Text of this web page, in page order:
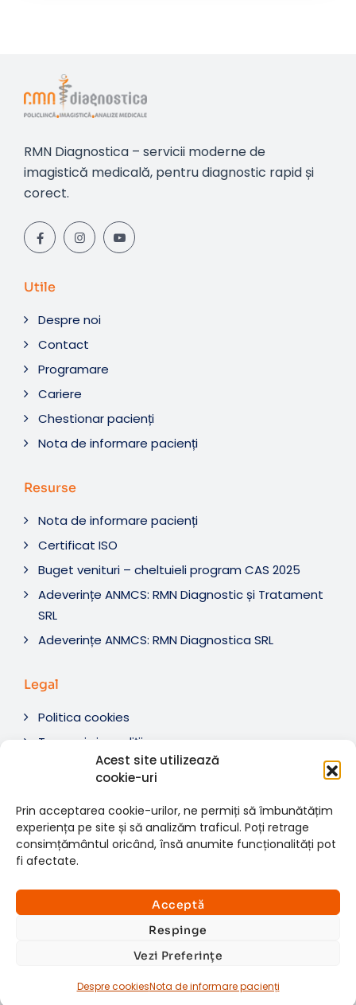
Acest site utilizează
cookie-uri
Prin acceptarea cookie-urilor, ne permiți să îmbunătățim
experiența pe site și să analizăm traficul. Poți retrage
consimțământul oricând, însă anumite funcționalități pot
fi afectate.
Acceptă
Respinge
Vezi Preferințe
Despre cookiesNota de informare pacienți
RMN Diagnostica – servicii moderne de
imagistică medicală, pentru diagnostic rapid și
corect.
Utile
Despre noi
Contact
Programare
Cariere
Chestionar pacienți
Nota de informare pacienți
Resurse
Nota de informare pacienți
Certificat ISO
Buget venituri – cheltuieli program CAS 2025
Adeverințe ANMCS: RMN Diagnostic și Tratament
SRL
Adeverințe ANMCS: RMN Diagnostica SRL
Legal
Politica cookies
Termeni si condiții
Soluționare litigii
rezervate.
Website dezvoltat de:www.t-web.ro
×
Consultații si investigații
Află detalii